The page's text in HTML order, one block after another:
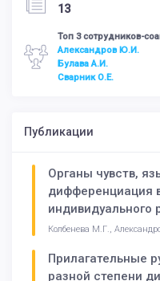
13
Топ 3 сотрудников-
Александров Ю.И.
Булава А.И.
Сварник О.Е.
Публикации
Органы чувств,
дифференциация
индивидуального
Колбенева М.Г.,
Прилагательные
разной степени